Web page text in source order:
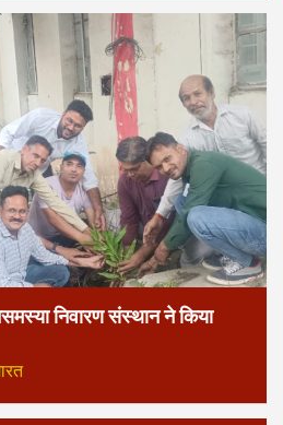
निवारण संस्थान ने किया